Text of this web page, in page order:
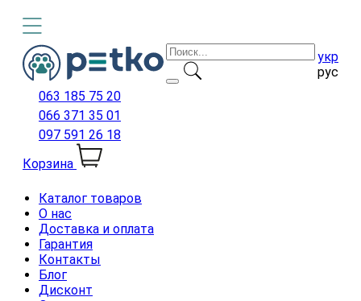
укр
рус
063 185 75 20
066 371 35 01
097 591 26 18
Корзина
Каталог товаров
О нас
Доставка и оплата
Гарантия
Контакты
Блог
Дисконт